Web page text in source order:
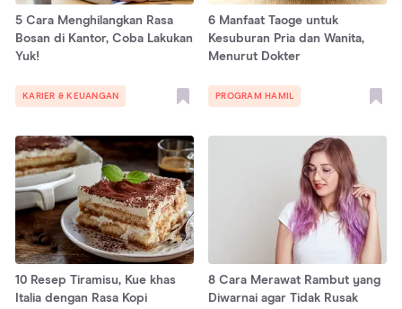
5 Cara Menghilangkan Rasa
Bosan di Kantor, Coba Lakukan
Yuk!
KARIER & KEUANGAN
6 Manfaat Taoge untuk
Kesuburan Pria dan Wanita,
Menurut Dokter
PROGRAM HAMIL
10 Resep Tiramisu, Kue khas
Italia dengan Rasa Kopi
8 Cara Merawat Rambut yang
Diwarnai agar Tidak Rusak